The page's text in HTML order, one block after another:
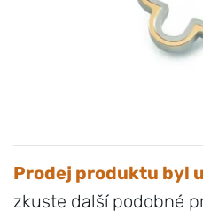
Prodej produktu byl
zkuste další podobné